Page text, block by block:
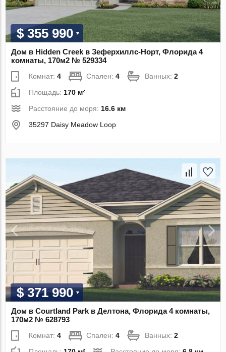
$ 355 990
Дом в Hidden Creek в Зеферхиллс-Норт, Флорида 4
комнаты, 170м2 № 529334
Комнат:4 Спален:4 Ванных:2
Площадь:170 м²
Расстояние до моря:16.6 км
35297 Daisy Meadow Loop
$ 371 990
Дом в Courtland Park в Делтона, Флорида 4 комнаты,
170м2 № 628793
Комнат:4 Спален:4 Ванных:2